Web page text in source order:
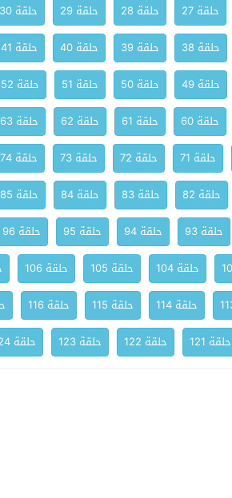
حلقة 27 حلقة 28 حلقة 29 حلقة 30
حلقة 38 حلقة 39 حلقة 40 حلقة 41
حلقة 49 حلقة 50 حلقة 51 حلقة 52
حلقة 60 حلقة 61 حلقة 62 حلقة 63
حلقة 71 حلقة 72 حلقة 73 حلقة 74
حلقة 82 حلقة 83 حلقة 84 حلقة 85
حلقة 93 حلقة 94 حلقة 95 حلقة 96
حلقة 104 حلقة 105 حلقة 106
حلقة 114 حلقة 115 حلقة 116
حلقة 121
حلقة 122 حلقة 123 حلقة 124